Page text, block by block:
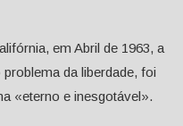
em Abril de 1963, a
da liberdade, foi
«eterno e inesgotável».